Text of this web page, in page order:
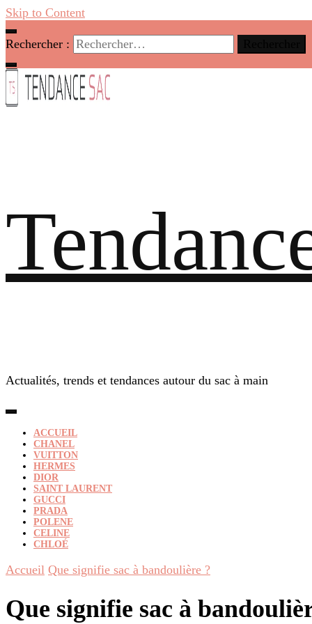
Skip to Content
Rechercher :
Actualités, trends et tendances autour du sac à main
ACCUEIL
CHANEL
VUITTON
HERMES
DIOR
SAINT LAURENT
GUCCI
PRADA
POLENE
CELINE
CHLOÉ
Accueil Que signifie sac à bandoulière ?
Que signifie sac à